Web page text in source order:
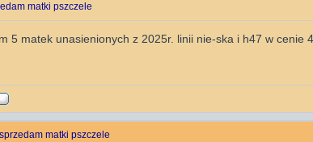
matki pszczele
5 matek unasienionych z 2025r. linii nie-ska i h47 w cenie
matki pszczele